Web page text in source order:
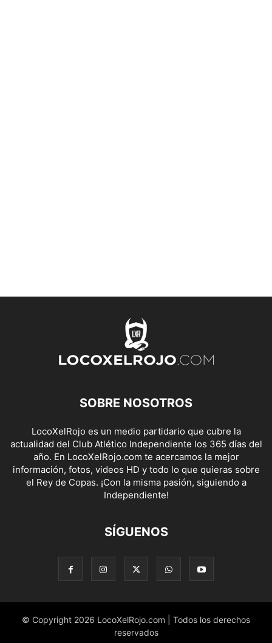
SOBRE NOSOTROS
LocoXelRojo es un medio partidario que cubre la
actualidad del Club Atlético Independiente los 365 días del
año. En LocoXelRojo.com te acercamos la mejor
información, fotos, videos HD y todo lo que quieras sobre
el Rey de Copas. ¡Con la misma pasión, siguiendo a
Independiente!
SÍGUENOS
© Copyright 2026 LocoXelRojo.com | Todos los derechos
reservados